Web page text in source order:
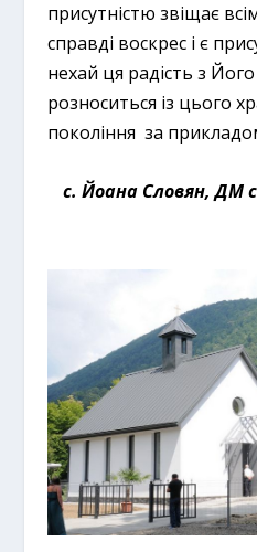
присутністю звіщає
справді воскрес і є
нехай ця радість з
розноситься із цього
покоління за
с. Йоана Словян, ДМ